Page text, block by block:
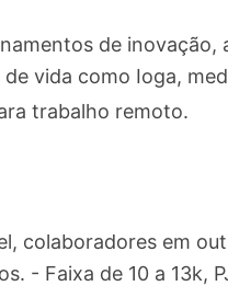
de
vida como Ioga,
trabalho remoto.
colaboradores em
- Faixa de 10 a 13k,